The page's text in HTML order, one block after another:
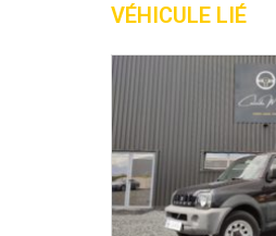
VÉHICULE LIÉ